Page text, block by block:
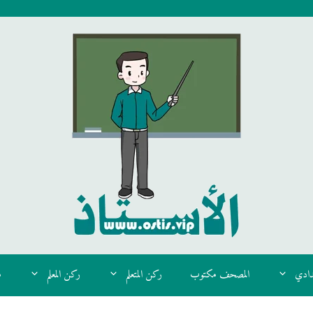
المصحف مكتوب ركن المتعلم ركن المعلم